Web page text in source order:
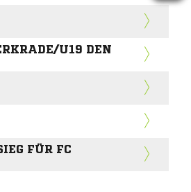
U19 DEN
FÜR FC